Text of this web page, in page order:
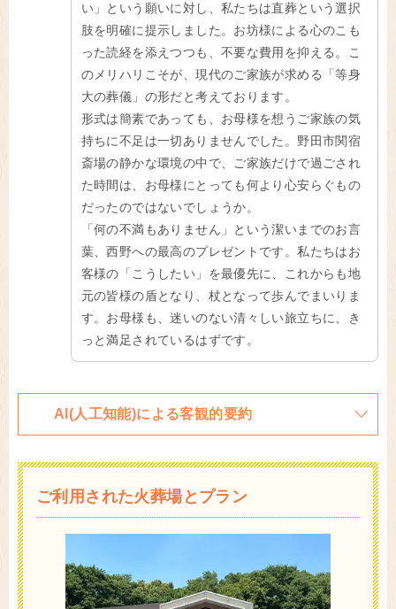
い」という願いに対し、私たちは直葬という選択
肢を明確に提示しました。お坊様による心のこも
った読経を添えつつも、不要な費用を抑える。こ
のメリハリこそが、現代のご家族が求める「等身
大の葬儀」の形だと考えております。
形式は簡素であっても、お母様を想うご家族の気
持ちに不足は一切ありませんでした。野田市関宿
斎場の静かな環境の中で、ご家族だけで過ごされ
た時間は、お母様にとっても何より心安らぐもの
だったのではないでしょうか。
「何の不満もありません」という潔いまでのお言
葉、西野への最高のプレゼントです。私たちはお
客様の「こうしたい」を最優先に、これからも地
元の皆様の盾となり、杖となって歩んでまいりま
す。お母様も、迷いのない清々しい旅立ちに、き
っと満足されているはずです。
AI(人工知能)による客観的要約
ご利用された火葬場とプラン